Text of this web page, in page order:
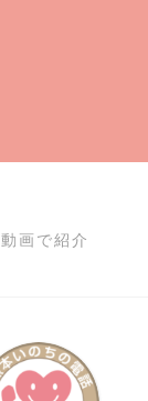
動画で紹介